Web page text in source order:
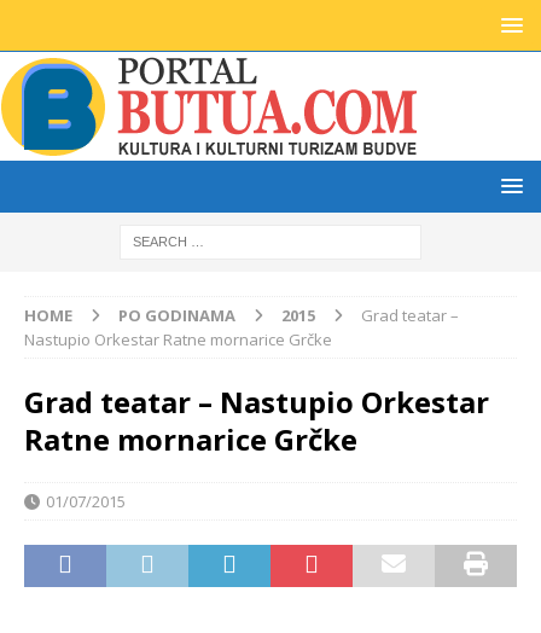
HOME PO GODINAMA 2015
Grad teatar –
Nastupio Orkestar Ratne mornarice Grčke
Grad teatar – Nastupio Orkestar
Ratne mornarice Grčke
01/07/2015